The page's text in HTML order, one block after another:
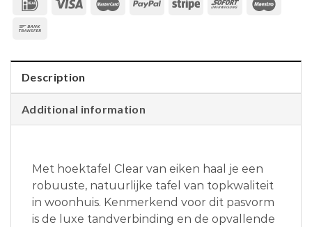
Description
Additional information
Met hoektafel Clear van eiken haal je een
robuuste, natuurlijke tafel van topkwaliteit
in woonhuis. Kenmerkend voor dit pasvorm
is de luxe tandverbinding en de opvallende